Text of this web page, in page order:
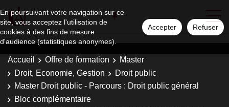
En poursuivant votre navigation sur ce
site, vous acceptez l'utilisation de
cookies à des fins de mesure
d'audience (statistiques anonymes).
Accepter Refuser
Accueil Offre de formation
Master
Droit, Economie, Gestion
Droit public
Master Droit public - Parcours : Droit public général
Bloc complémentaire